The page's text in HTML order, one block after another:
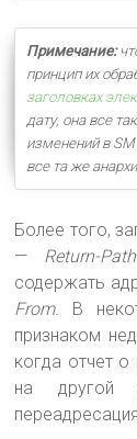
Примечание:
принцип их
заголовках
дату, она все
изменений в
все та же
Более того,
— Return-Path
содержать
From. В
признаком
когда отчет
на другой